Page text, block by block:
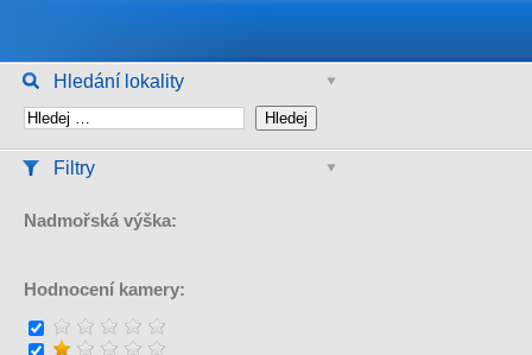
Hledání lokality
Filtry
Nadmořská výška:
Hodnocení kamery: